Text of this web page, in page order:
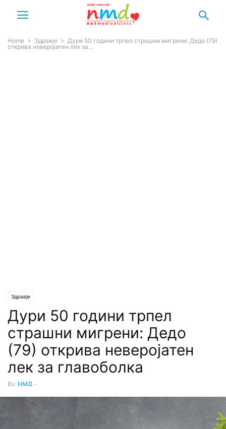
Home Здравје
Дури 50 години трпел страшни мигрени: Дедо (79)
открива неверојатен лек за...
Здравје
Дури 50 години трпел
страшни мигрени: Дедо
(79) открива неверојатен
лек за главоболка
By НМД -